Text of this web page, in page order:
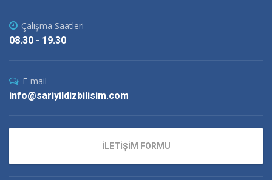
Çalışma Saatleri
08.30 - 19.30
E-mail
info@sariyildizbilisim.com
İLETİŞİM FORMU